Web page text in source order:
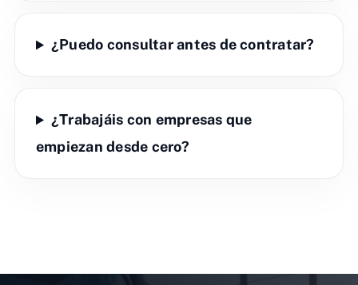
¿Puedo consultar antes de contratar?
¿Trabajáis con empresas que
empiezan desde cero?